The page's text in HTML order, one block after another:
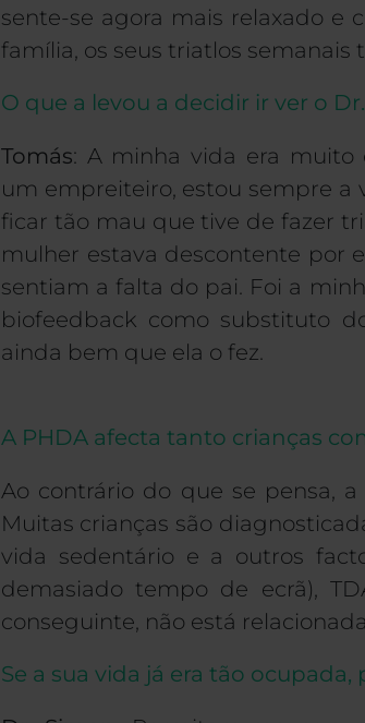
sente-se agora mais relaxado e
família, os seus triatlos
O que a levou a decidir ir ver o
Tomás: A minha vida era muito
um empreiteiro, estou sempre a
ficar tão mau que tive de fazer
mulher estava descontente por
sentiam a falta do pai. Foi a
biofeedback como substituto
ainda bem que ela o fez.
A PHDA afecta tanto crianças
Ao contrário do que se pensa,
Muitas crianças são
vida sedentário e a outros
demasiado tempo de ecrã),
conseguinte, não está
Se a sua vida já era tão